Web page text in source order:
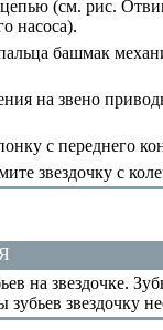
цепью (см. рис.
насоса).
башмак
на звено
с переднего
звездочку с
на звездочке.
звездочку